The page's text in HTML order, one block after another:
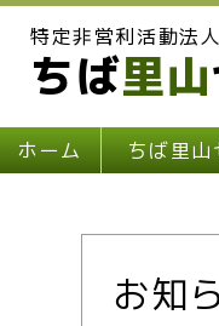
特定非営利活動法人
ちば里山
ホーム ちば里山
お知